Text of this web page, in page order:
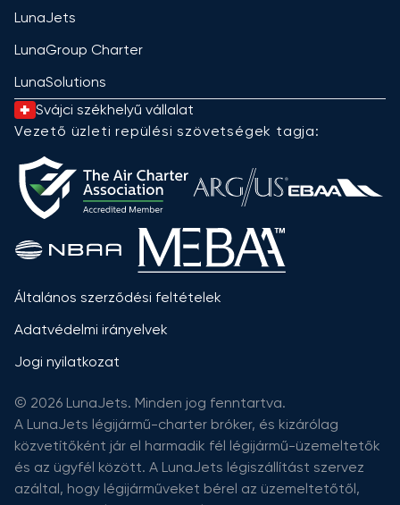
LunaJets
LunaGroup Charter
LunaSolutions
Svájci székhelyű vállalat
Vezető üzleti repülési szövetségek tagja:
Általános szerződési feltételek
Adatvédelmi irányelvek
Jogi nyilatkozat
© 2026 LunaJets. Minden jog fenntartva.
A LunaJets légijármű-charter bróker, és kizárólag
közvetítőként jár el harmadik fél légijármű-üzemeltetők
és az ügyfél között. A LunaJets légiszállítást szervez
azáltal, hogy légijárműveket bérel az üzemeltetőtől,